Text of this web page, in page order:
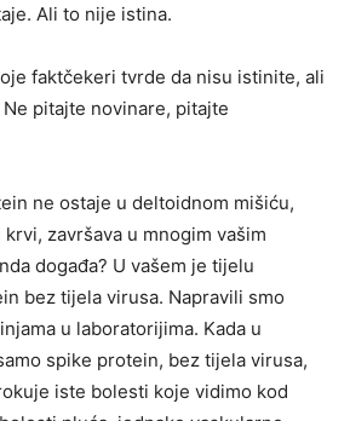
Ali to nije istina.
faktčekeri tvrde da nisu istinite, ali
pitajte novinare, pitajte
ne ostaje u deltoidnom mišiću,
završava u mnogim vašim
događa? U vašem je tijelu
bez tijela virusa. Napravili smo
u laboratorijima. Kada u
spike protein, bez tijela virusa,
iste bolesti koje vidimo kod